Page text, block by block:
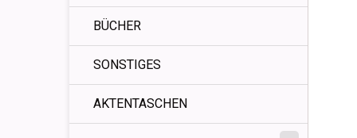
BÜCHER
SONSTIGES
AKTENTASCHEN